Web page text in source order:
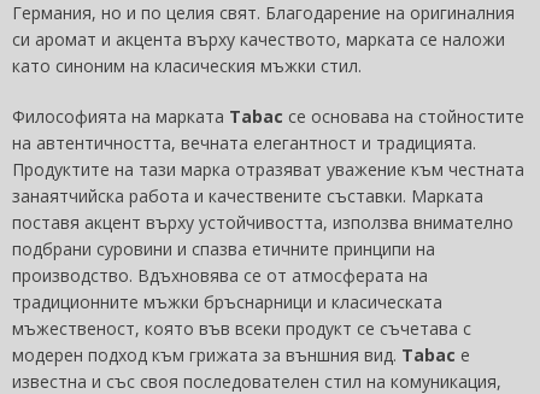
Германия, но и по целия свят. Благодарение на оригиналния
си аромат и акцента върху качеството, марката се наложи
като синоним на класическия мъжки стил.
Философията на марката Tabac се основава на стойностите
на автентичността, вечната елегантност и традицията.
Продуктите на тази марка отразяват уважение към честната
занаятчийска работа и качествените съставки. Марката
поставя акцент върху устойчивостта, използва внимателно
подбрани суровини и спазва етичните принципи на
производство. Вдъхновява се от атмосферата на
традиционните мъжки бръснарници и класическата
мъжественост, която във всеки продукт се съчетава с
модерен подход към грижата за външния вид. Tabac е
известна и със своя последователен стил на комуникация,